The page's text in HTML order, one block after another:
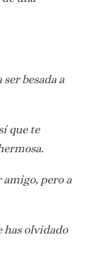
besada a
que te
pero a
has olvidado